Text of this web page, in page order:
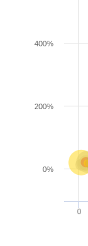
0
0%
200%
400%